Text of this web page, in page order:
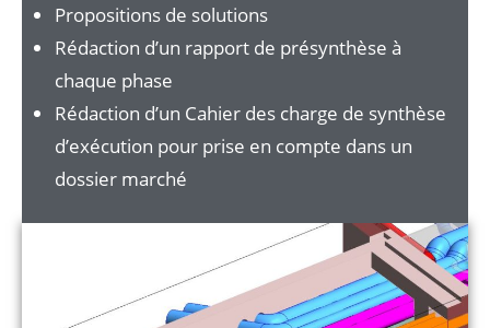
Propositions de solutions
Rédaction d’un rapport de présynthèse à
chaque phase
Rédaction d’un Cahier des charge de synthèse
d’exécution pour prise en compte dans un
dossier marché